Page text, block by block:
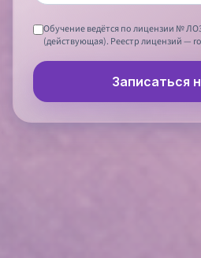
Обучение ведётся по лицензии №
(действующая). Реестр лицензий —
Записаться